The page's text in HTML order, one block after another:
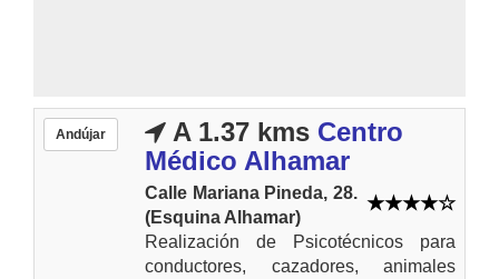
Andújar A 1.37 kms Centro
Médico Alhamar
Calle Mariana Pineda, 28.
(Esquina Alhamar)
Realización de Psicotécnicos para
conductores, cazadores, animales